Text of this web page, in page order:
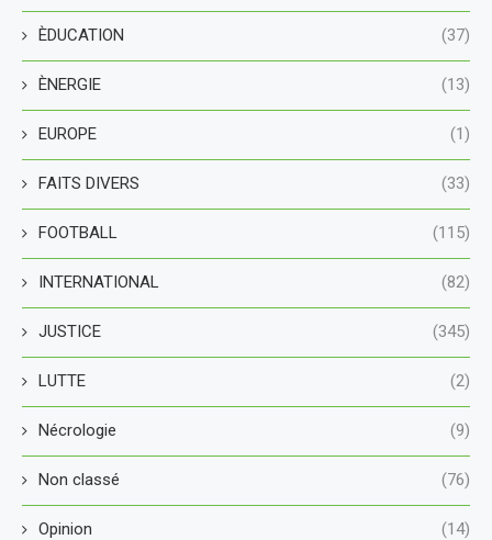
ÈDUCATION (37)
ÈNERGIE (13)
EUROPE (1)
FAITS DIVERS (33)
FOOTBALL (115)
INTERNATIONAL (82)
JUSTICE (345)
LUTTE (2)
Nécrologie (9)
Non classé (76)
Opinion (14)